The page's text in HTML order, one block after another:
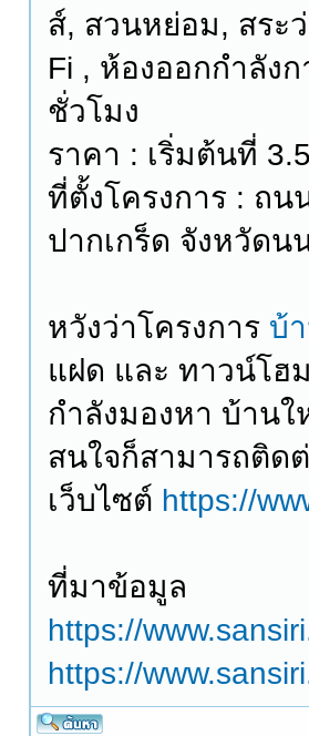
ส์, สวนหย่อม, สระ
Fi , ห้องออกกำลัง
ชั่วโมง
ราคา : เริ่มต้นที่
ที่ตั้งโครงการ : ถน
ปากเกร็ด จังหวัดน
หวังว่าโครงการ บ้
แฝด และ ทาวน์โฮ
กำลังมองหา บ้าน
สนใจก็สามารถติด
เว็บไซต์ https://
ที่มาข้อมูล
https://
https://